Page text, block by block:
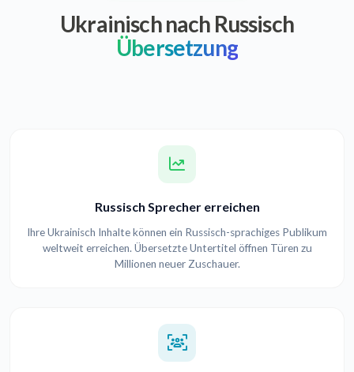
Ukrainisch nach Russisch
Übersetzung
Russisch Sprecher erreichen
Ihre Ukrainisch Inhalte können ein Russisch-sprachiges Publikum
weltweit erreichen. Übersetzte Untertitel öffnen Türen zu
Millionen neuer Zuschauer.